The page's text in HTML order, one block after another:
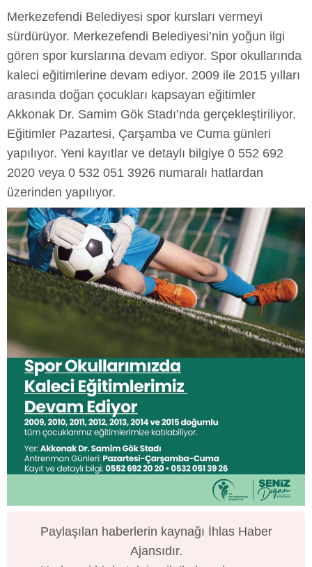
Merkezefendi Belediyesi spor kursları vermeyi
sürdürüyor. Merkezefendi Belediyesi’nin yoğun ilgi
gören spor kurslarına devam ediyor. Spor okullarında
kaleci eğitimlerine devam ediyor. 2009 ile 2015 yılları
arasında doğan çocukları kapsayan eğitimler
Akkonak Dr. Samim Gök Stadı’nda gerçekleştiriliyor.
Eğitimler Pazartesi, Çarşamba ve Cuma günleri
yapılıyor. Yeni kayıtlar ve detaylı bilgiye 0 552 692
2020 veya 0 532 051 3926 numaralı hatlardan
üzerinden yapılıyor.
Paylaşılan haberlerin kaynağı İhlas Haber
Ajansıdır.